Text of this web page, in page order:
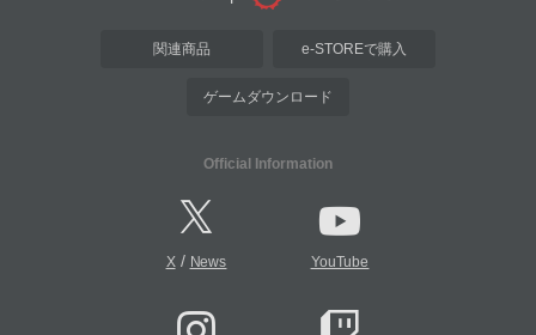
関連商品 e-STOREで購入
ゲームダウンロード
Official Information
X/ News YouTube